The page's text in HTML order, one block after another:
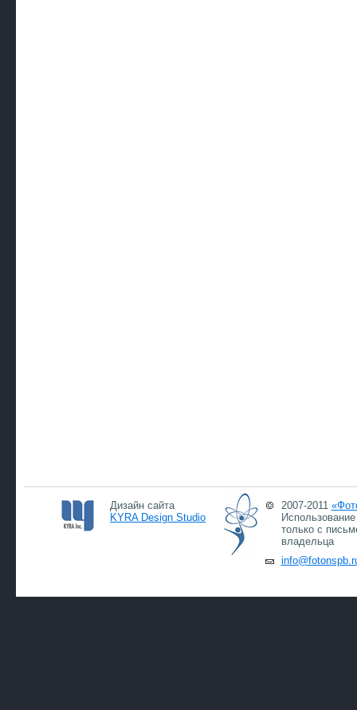
Дизайн сайта
KYRA Design Studio
2007-2011
только с
владельца